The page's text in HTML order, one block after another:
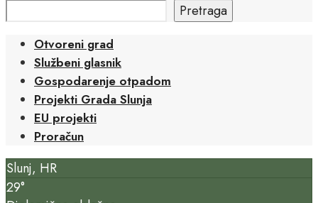
Pretraga
Otvoreni grad
Službeni glasnik
Gospodarenje otpadom
Projekti Grada Slunja
EU projekti
Proračun
Slunj, HR
29°